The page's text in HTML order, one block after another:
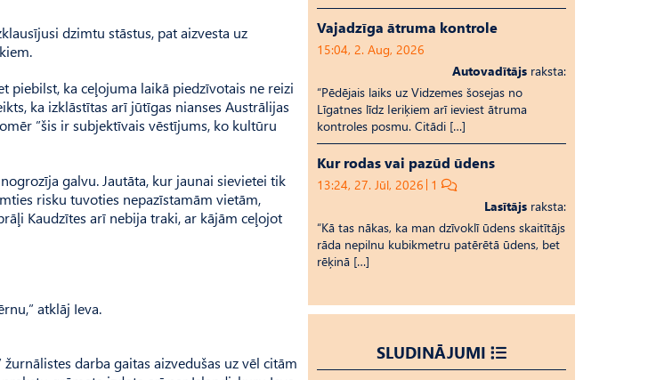
dzimtu stāstus, pat aizvesta uz
piebilst, ka ceļojuma laikā piedzīvotais ne reizi
ka izklāstītas arī jūtīgas nianses Austrālijas
”šis ir subjektīvais vēstījums, ko kultūru
galvu. Jautāta, kur jaunai sievietei tik
risku tuvoties nepazīstamām vietām,
Kaudzītes arī nebija traki, ar kājām ceļojot
atklāj Ieva.
darba gaitas aizvedušas uz vēl citām
Vajadzīga ātruma kontrole
15:04, 2. Aug, 2026
Autovadītājs raksta:
“Pēdējais laiks uz Vid­ze­mes šosejas no
Līgatnes līdz Ieriķiem arī ieviest ātruma
kontroles posmu. Citādi […]
Kur rodas vai pazūd ūdens
13:24, 27. Jūl, 2026 1
Lasītājs raksta:
“Kā tas nākas, ka man dzīvoklī ūdens skaitītājs
rāda nepilnu kubikmetru patērētā ūdens, bet
rēķinā […]
SLUDINĀJUMI